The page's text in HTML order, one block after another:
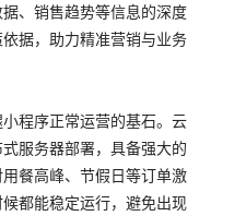
、销售趋势等信息的深度
据，助力精准营销与业务
程序正常运营的基石。云
服务器部署，具备强大的
餐高峰、节假日等订单激
都能稳定运行，避免出现